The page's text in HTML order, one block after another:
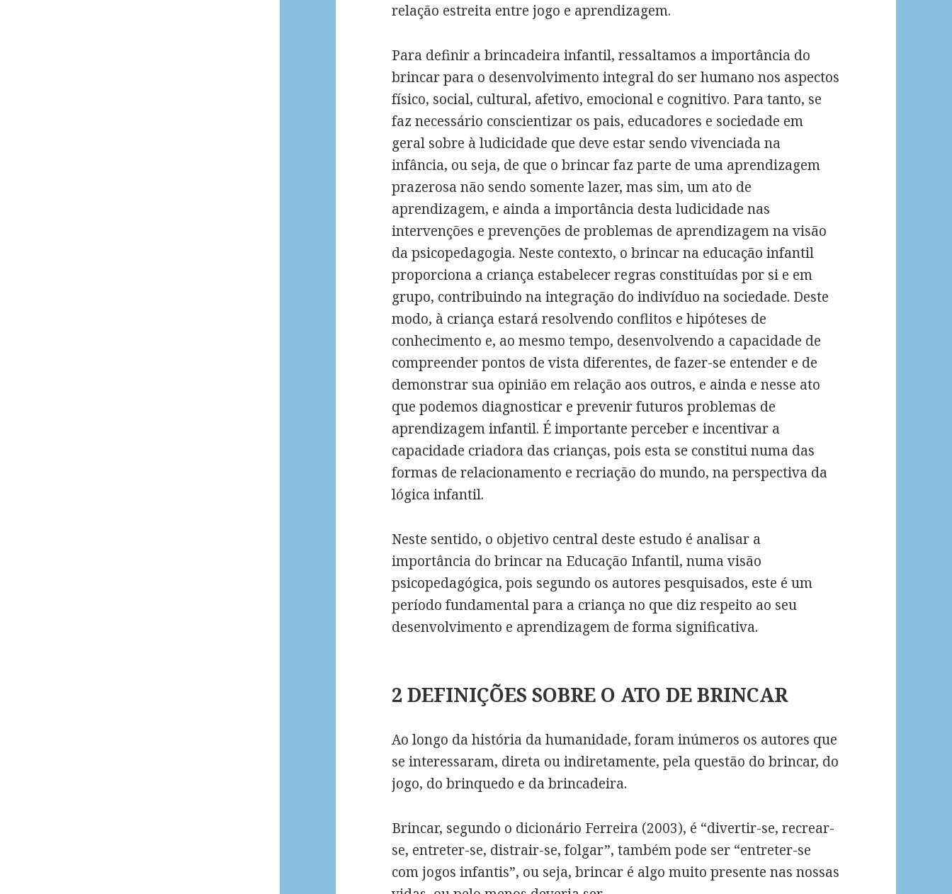
relação estreita entre jogo e aprendizagem.
Para definir a brincadeira infantil, ressaltamos a importância do
brincar para o desenvolvimento integral do ser humano nos aspectos
físico, social, cultural, afetivo, emocional e cognitivo. Para tanto, se
faz necessário conscientizar os pais, educadores e sociedade em
geral sobre à ludicidade que deve estar sendo vivenciada na
infância, ou seja, de que o brincar faz parte de uma aprendizagem
prazerosa não sendo somente lazer, mas sim, um ato de
aprendizagem, e ainda a importância desta ludicidade nas
intervenções e prevenções de problemas de aprendizagem na visão
da psicopedagogia. Neste contexto, o brincar na educação infantil
proporciona a criança estabelecer regras constituídas por si e em
grupo, contribuindo na integração do indivíduo na sociedade. Deste
modo, à criança estará resolvendo conflitos e hipóteses de
conhecimento e, ao mesmo tempo, desenvolvendo a capacidade de
compreender pontos de vista diferentes, de fazer-se entender e de
demonstrar sua opinião em relação aos outros, e ainda e nesse ato
que podemos diagnosticar e prevenir futuros problemas de
aprendizagem infantil. É importante perceber e incentivar a
capacidade criadora das crianças, pois esta se constitui numa das
formas de relacionamento e recriação do mundo, na perspectiva da
lógica infantil.
Neste sentido, o objetivo central deste estudo é analisar a
importância do brincar na Educação Infantil, numa visão
psicopedagógica, pois segundo os autores pesquisados, este é um
período fundamental para a criança no que diz respeito ao seu
desenvolvimento e aprendizagem de forma significativa.
2 DEFINIÇÕES SOBRE O ATO DE BRINCAR
Ao longo da história da humanidade, foram inúmeros os autores que
se interessaram, direta ou indiretamente, pela questão do brincar, do
jogo, do brinquedo e da brincadeira.
Brincar, segundo o dicionário Ferreira (2003), é “divertir-se, recrear-
se, entreter-se, distrair-se, folgar”, também pode ser “entreter-se
com jogos infantis”, ou seja, brincar é algo muito presente nas nossas